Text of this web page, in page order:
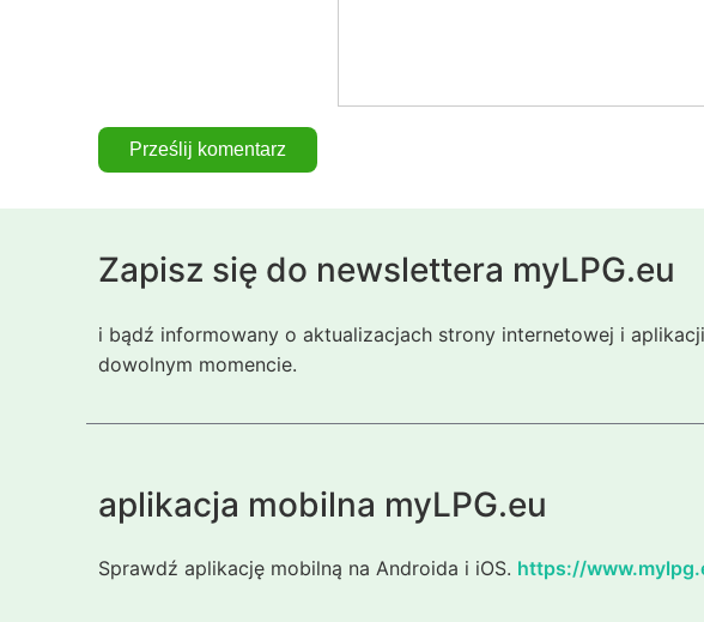
Zapisz się do newslettera myLPG.eu
i bądź informowany o aktualizacjach strony internetowej i
dowolnym momencie.
aplikacja mobilna myLPG.eu
Sprawdź aplikację mobilną na Androida i iOS. https://